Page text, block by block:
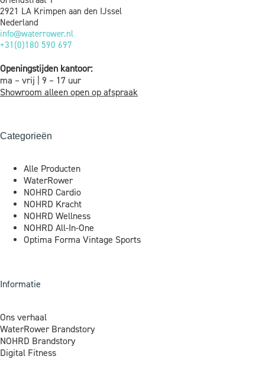
2921 LA Krimpen aan den IJssel
Nederland
info@waterrower.nl
+31(0)180 590 697
Openingstijden kantoor:
ma – vrij | 9 – 17 uur
Showroom alleen open op afspraak
Categorieën
Alle Producten
WaterRower
NOHRD Cardio
NOHRD Kracht
NOHRD Wellness
NOHRD All-In-One
Optima Forma Vintage Sports
Informatie
Ons verhaal
WaterRower Brandstory
NOHRD Brandstory
Digital Fitness